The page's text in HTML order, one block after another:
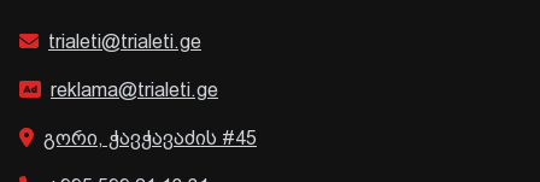
trialeti@trialeti.ge
reklama@trialeti.ge
გორი, ჭავჭავაძის #45